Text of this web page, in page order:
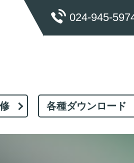
024-945-
各種ダウンロード